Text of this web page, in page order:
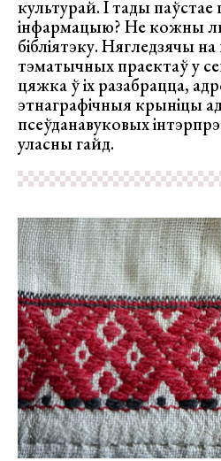
культурай. І тады
інфармацыю? Не кожны
бібліятэку. Нягледзячы
тэматычных праектаў у
цяжка ў іх разабрацца,
этнаграфічныя крыніцы ад
псеўданавуковых
уласны гайд.